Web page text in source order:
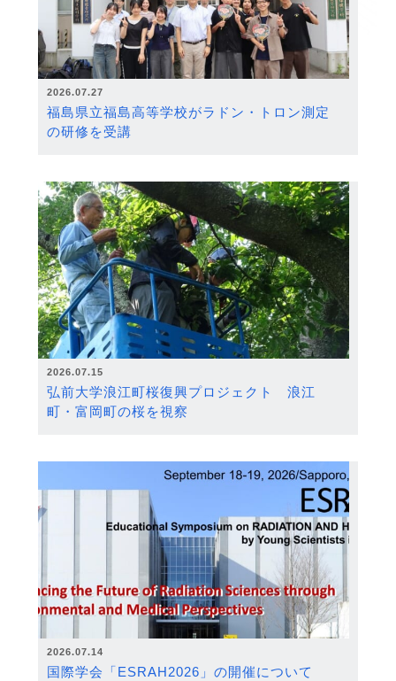
2026.07.27
福島県立福島高等学校がラドン・トロン測定
の研修を受講
2026.07.15
弘前大学浪江町桜復興プロジェクト 浪江
町・富岡町の桜を視察
2026.07.14
国際学会「ESRAH2026」の開催について